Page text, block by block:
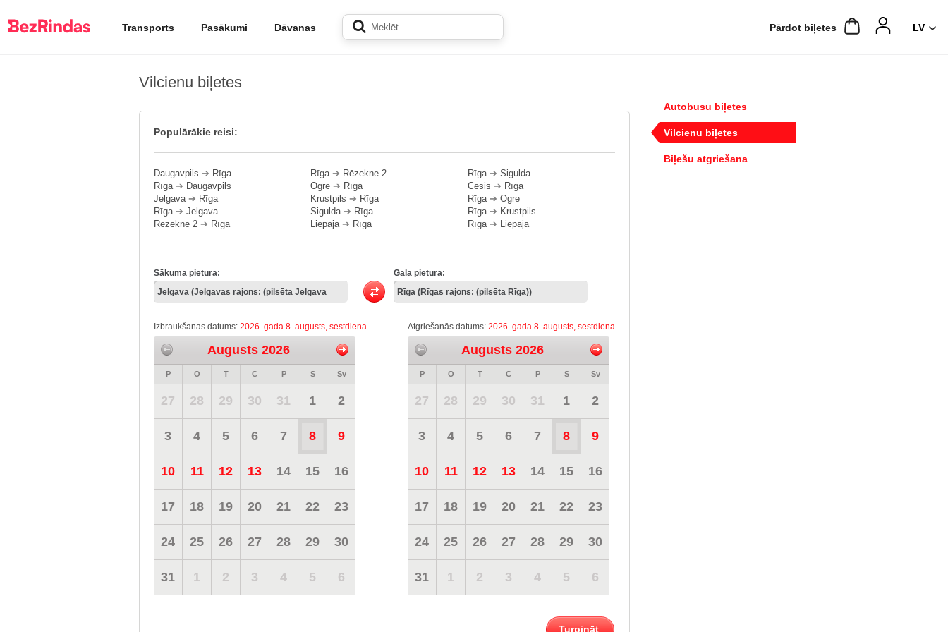
Transports Pasākumi Dāvanas Pārdot biļetes
Vilcienu biļetes
Populārākie reisi:
Daugavpils ➔ Rīga
Rīga➔ Daugavpils
Jelgava➔ Rīga
Rīga➔ Jelgava
Rēzekne 2 ➔ Rīga
Rīga➔ Rēzekne 2
Ogre ➔ Rīga
Krustpils ➔ Rīga
Sigulda➔ Rīga
Liepāja➔ Rīga
Rīga➔ Sigulda
Cēsis ➔ Rīga
Rīga➔ Ogre
Rīga➔ Krustpils
Rīga➔ Liepāja
Sākuma pietura: Gala pietura:
Izbraukšanas datums: 2026. gada 8. augusts, sestdiena
Augusts 2026
P O T C P S Sv
27 28 29 30 31 1 2
3 4 5 6 7 8 9
10 11 12 13 14 15 16
17 18 19 20 21 22 23
24 25 26 27 28 29 30
31 1 2 3 4 5 6
Atgriešanās datums: 2026. gada 8. augusts, sestdiena
Augusts 2026
P O T C P S Sv
27 28 29 30 31 1 2
3 4 5 6 7 8 9
10 11 12 13 14 15 16
17 18 19 20 21 22 23
24 25 26 27 28 29 30
31 1 2 3 4 5 6
Turpināt
Autobusu biļetes
Vilcienu biļetes
Biļešu atgriešana